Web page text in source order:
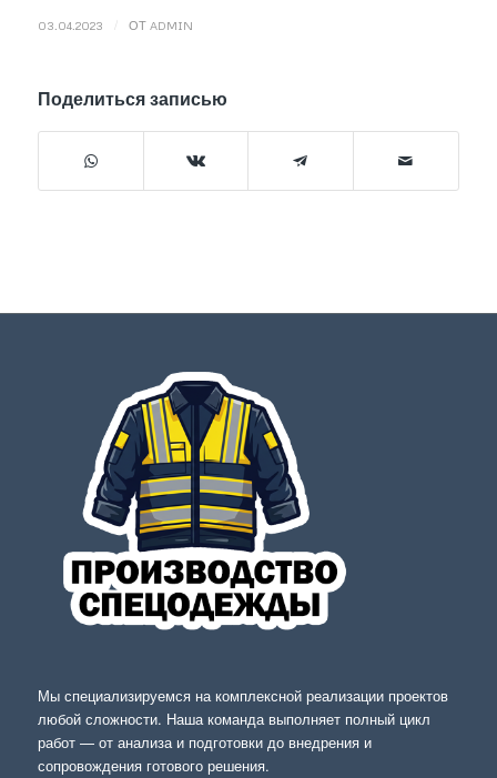
03.04.2023 ОТ ADMIN
Поделиться записью
Мы специализируемся на комплексной реализации проектов
любой сложности. Наша команда выполняет полный цикл
работ — от анализа и подготовки до внедрения и
сопровождения готового решения.